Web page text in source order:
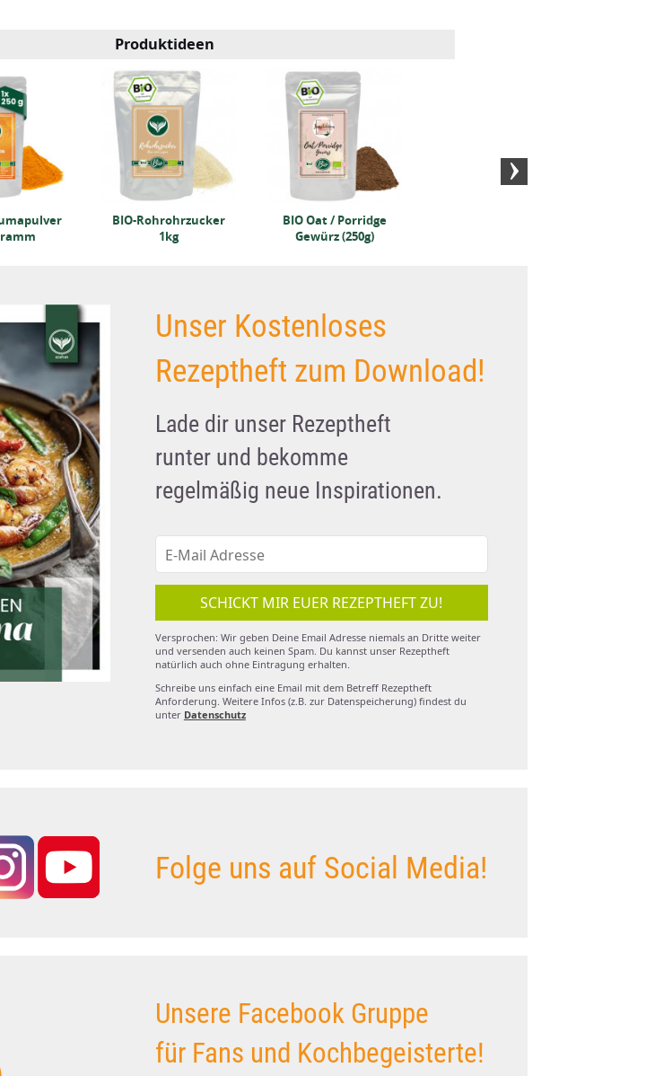
Produktideen
BIO-Rohrohrzucker
1kg
BIO Oat / Porridge
Gewürz (250g)
Unser Kostenloses
Rezeptheft zum Download!
Lade dir unser Rezeptheft
runter und bekomme
regelmäßig neue Inspirationen.
SCHICKT MIR EUER REZEPTHEFT ZU!
Versprochen: Wir geben Deine Email Adresse niemals an Dritte weiter
und versenden auch keinen Spam. Du kannst unser Rezeptheft
natürlich auch ohne Eintragung erhalten.
Schreibe uns einfach eine Email mit dem Betreff Rezeptheft
Anforderung. Weitere Infos (z.B. zur Datenspeicherung) findest du
unter Datenschutz
Folge uns auf Social Media!
Unsere Facebook Gruppe
für Fans und Kochbegeisterte!